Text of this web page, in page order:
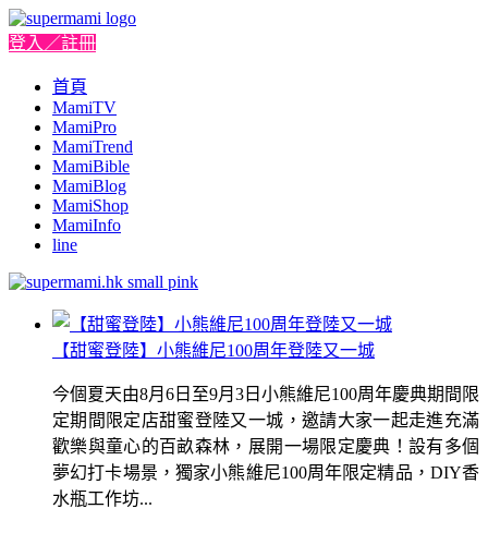
登入／註冊
首頁
MamiTV
MamiPro
MamiTrend
MamiBible
MamiBlog
MamiShop
MamiInfo
line
【甜蜜登陸】小熊維尼100周年登陸又一城
今個夏天由8月6日至9月3日小熊維尼100周年慶典期間限
定期間限定店甜蜜登陸又一城，邀請大家一起走進充滿
歡樂與童心的百畝森林，展開一場限定慶典！設有多個
夢幻打卡場景，獨家小熊維尼100周年限定精品，DIY香
水瓶工作坊...